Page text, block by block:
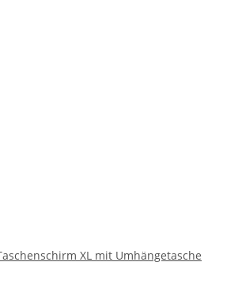
XL mit Umhängetasche